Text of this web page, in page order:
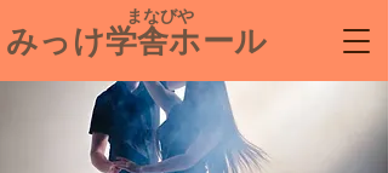
​ まなびや
みっけ学舎ホール